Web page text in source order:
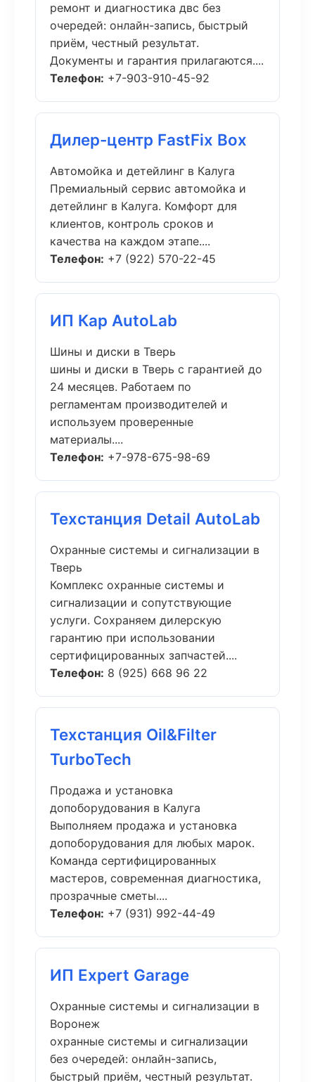
ремонт и диагностика двс без
очередей: онлайн-запись, быстрый
приём, честный результат.
Документы и гарантия прилагаются....
Телефон: +7-903-910-45-92
Дилер-центр FastFix Box
Автомойка и детейлинг в Калуга
Премиальный сервис автомойка и
детейлинг в Калуга. Комфорт для
клиентов, контроль сроков и
качества на каждом этапе....
Телефон: +7 (922) 570-22-45
ИП Кар AutoLab
Шины и диски в Тверь
шины и диски в Тверь с гарантией до
24 месяцев. Работаем по
регламентам производителей и
используем проверенные
материалы....
Телефон: +7-978-675-98-69
Техстанция Detail AutoLab
Охранные системы и сигнализации в
Тверь
Комплекс охранные системы и
сигнализации и сопутствующие
услуги. Сохраняем дилерскую
гарантию при использовании
сертифицированных запчастей....
Телефон: 8 (925) 668 96 22
Техстанция Oil&Filter
TurboTech
Продажа и установка
допоборудования в Калуга
Выполняем продажа и установка
допоборудования для любых марок.
Команда сертифицированных
мастеров, современная диагностика,
прозрачные сметы....
Телефон: +7 (931) 992-44-49
ИП Expert Garage
Охранные системы и сигнализации в
Воронеж
охранные системы и сигнализации
без очередей: онлайн-запись,
быстрый приём, честный результат.